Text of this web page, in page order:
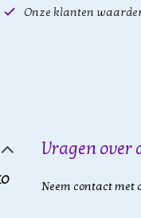
Onze klanten
Vragen over
Neem contact